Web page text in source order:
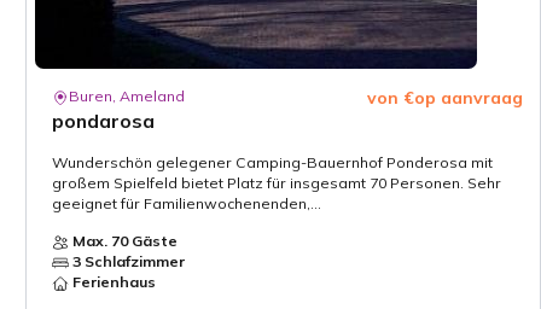
Buren, Ameland
pondarosa
von €op aanvraag
Wunderschön gelegener Camping-Bauernhof Ponderosa mit
großem Spielfeld bietet Platz für insgesamt 70 Personen. Sehr
geeignet für Familienwochenenden,...
Max. 70 Gäste
3 Schlafzimmer
Ferienhaus